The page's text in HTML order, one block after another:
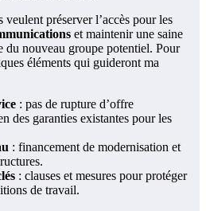
veulent préserver l’accès pour les
et maintenir une saine
du nouveau groupe potentiel. Pour
éléments qui guideront ma
: pas de rupture d’offre
des garanties existantes pour les
: financement de modernisation et
: clauses et mesures pour protéger
de travail.